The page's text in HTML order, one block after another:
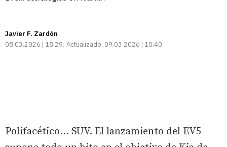
Javier F. Zardón
08.03.2026 | 18:29 Actualizado: 09.03.2026 | 10:40
Polifacético… SUV. El lanzamiento del EV5